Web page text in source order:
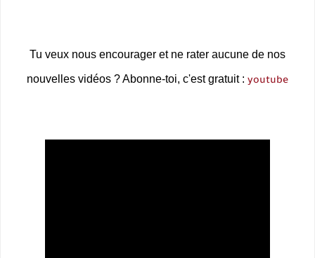
Tu veux nous encourager et ne rater aucune de nos
nouvelles vidéos ? Abonne-toi, c'est gratuit : youtube